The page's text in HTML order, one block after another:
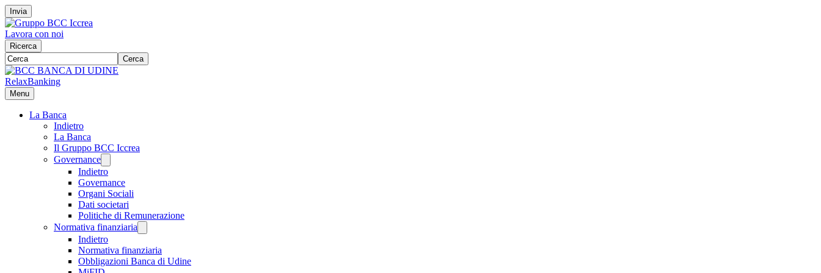
Invia
Lavora con noi
Ricerca
Cerca
RelaxBanking
Menu
La Banca
Indietro
La Banca
Il Gruppo BCC Iccrea
Governance
Indietro
Governance
Organi Sociali
Dati societari
Politiche di Remunerazione
Normativa finanziaria
Indietro
Normativa finanziaria
Obbligazioni Banca di Udine